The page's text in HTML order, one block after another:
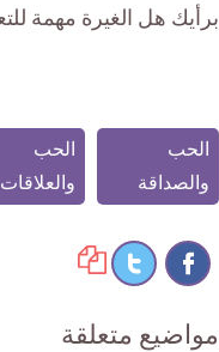
برأيك هل الغيرة مهمة
الحب
والصداقة
الحب
والعلاقات
مواضيع متعلقة